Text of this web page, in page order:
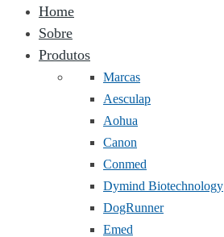
Home
Sobre
Produtos
Marcas
Aesculap
Aohua
Canon
Conmed
Dymind Biotechnology
DogRunner
Emed